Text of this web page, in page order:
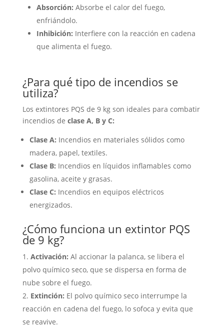
Absorción: Absorbe el calor del fuego,
enfriándolo.
Inhibición: Interfiere con la reacción en cadena
que alimenta el fuego.
¿Para qué tipo de incendios se
utiliza?
Los extintores PQS de 9 kg son ideales para combatir
incendios de clase A, B y C:
Clase A: Incendios en materiales sólidos como
madera, papel, textiles.
Clase B: Incendios en líquidos inflamables como
gasolina, aceite y grasas.
Clase C: Incendios en equipos eléctricos
energizados.
¿Cómo funciona un extintor PQS
de 9 kg?
Activación: Al accionar la palanca, se libera el
polvo químico seco, que se dispersa en forma de
nube sobre el fuego.
Extinción: El polvo químico seco interrumpe la
reacción en cadena del fuego, lo sofoca y evita que
se reavive.